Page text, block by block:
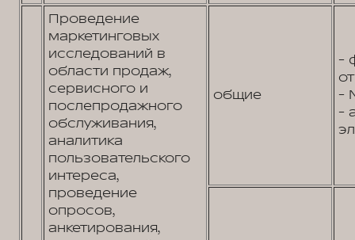
Проведение
маркетинговых
исследований в
области продаж,
сервисного и
послепродажного
обслуживания,
аналитика
пользовательского
интереса,
проведение
опросов,
анкетирования,
общие
-
-
-